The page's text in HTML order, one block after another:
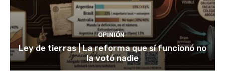
OPINIÓN
Ley de tierras | La reforma que sí funcionó no
la votó nadie